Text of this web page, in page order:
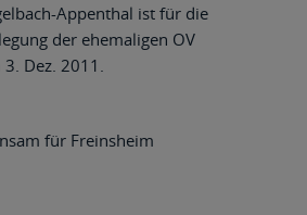
Appenthal ist für die
der ehemaligen OV
Dez. 2011.
für Freinsheim